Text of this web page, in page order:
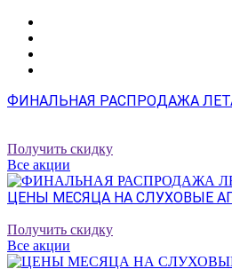
ФИНАЛЬНАЯ РАСПРОДАЖА
Получить скидку
Все акции
ЦЕНЫ МЕСЯЦА НА СЛУХОВЫЕ
Получить скидку
Все акции